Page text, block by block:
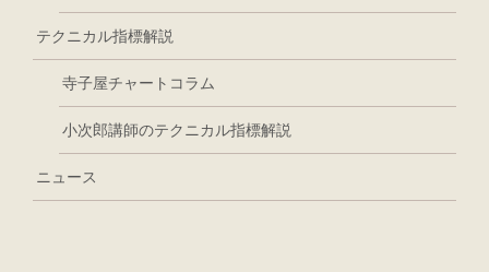
テクニカル指標解説
寺子屋チャートコラム
小次郎講師のテクニカル指標解説
ニュース